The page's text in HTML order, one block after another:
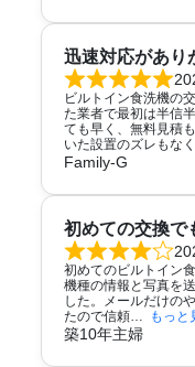
迅速対応があり
ビルトイン食洗機の
た業者で最初は半信
ても早く、無料見積
いた設置のズレもな
Family-G
初めての交換で
初めてのビルトイン
機種の情報と写真を
した。メールだけの
たので信頼
もっと
築10年主婦